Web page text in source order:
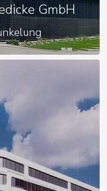
GmbH